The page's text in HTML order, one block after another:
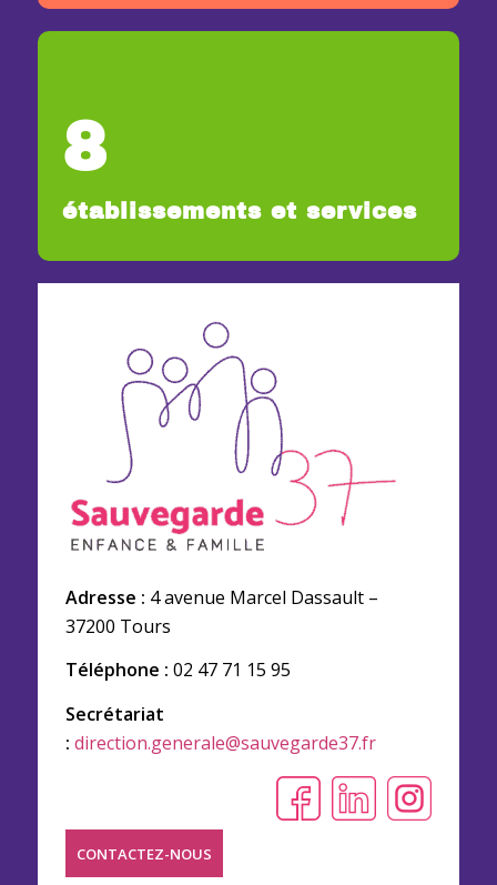
8
établissements et services
Adresse : 4 avenue Marcel Dassault –
37200 Tours
Téléphone : 02 47 71 15 95
Secrétariat
: direction.generale@sauvegarde37.fr
CONTACTEZ-NOUS